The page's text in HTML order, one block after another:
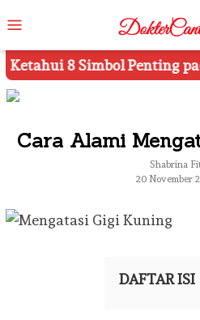
to
contentMenu
Kemasan Produk
Cara Alami
Shabrina
20 November
DAFTAR ISI